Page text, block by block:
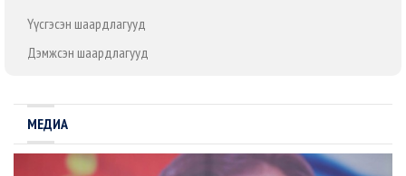
Үүсгэсэн шаардлагууд
Дэмжсэн шаардлагууд
МЕДИА